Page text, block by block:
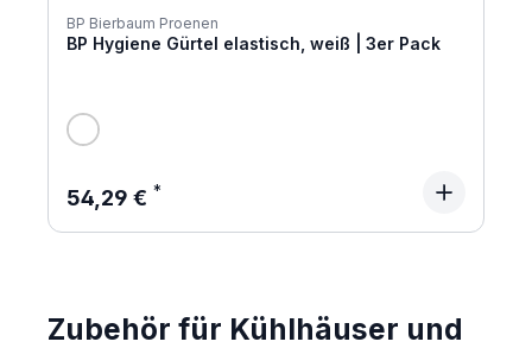
BP Bierbaum Proenen
BP Hygiene Gürtel elastisch, weiß | 3er Pack
Regulärer Preis:
54,29 €
Zubehör für Kühlhäuser und